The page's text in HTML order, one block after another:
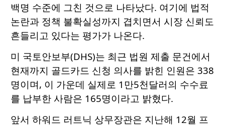
백명 수준에 그친 것으로 나타났다. 여기에 법적
논란과 정책 불확실성까지 겹치면서 시장 신뢰도
흔들리고 있다는 평가가 나온다.
미 국토안보부(DHS)는 최근 법원 제출 문건에서
현재까지 골드카드 신청 의사를 밝힌 인원은 338
명이며, 이 가운데 실제로 1만5천달러의 수수료
를 납부한 사람은 165명이라고 밝혔다.
앞서 하워드 러트닉 상무장관은 지난해 12월 프